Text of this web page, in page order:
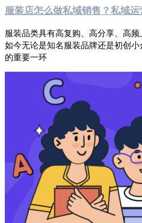
服装店怎么做私域销售？私域
服装品类具有高复购、高分享、高频
如今无论是知名服装品牌还是初创
的重要一环